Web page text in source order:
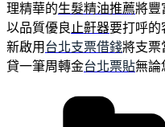
理精華的生髮精油推薦將豐
以品質優良 止鼾器要打呼的
新啟用 台北支票借錢將支票
貸一筆周轉金台北票貼無論